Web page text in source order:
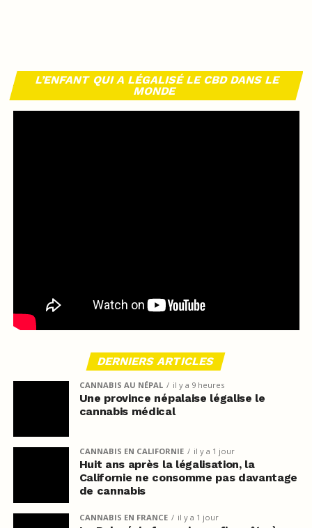
L’ENFANT QUI A LÉGALISÉ LE CBD DANS LE
MONDE
DERNIERS ARTICLES
CANNABIS AU NÉPAL il y a 9 heures
Une province népalaise légalise le
cannabis médical
CANNABIS EN CALIFORNIE il y a 1 jour
Huit ans après la légalisation, la
Californie ne consomme pas davantage
de cannabis
CANNABIS EN FRANCE il y a 1 jour